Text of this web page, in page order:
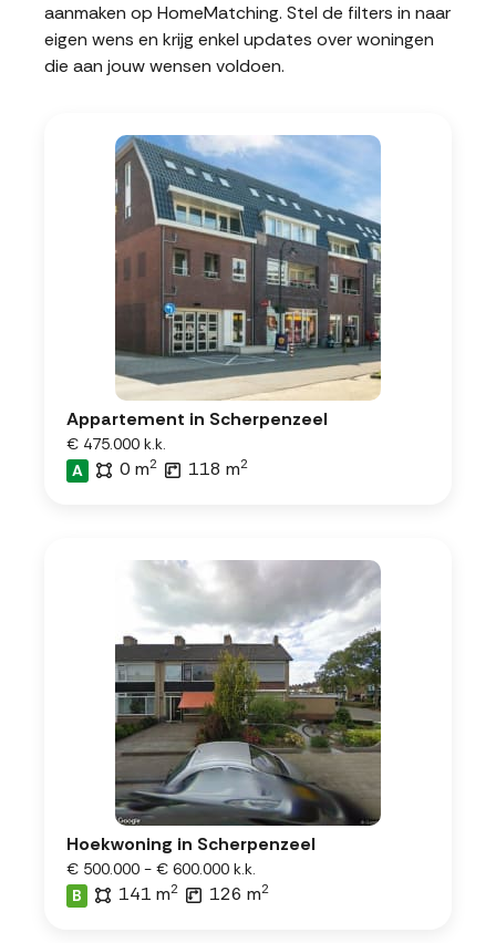
aanmaken op HomeMatching. Stel de filters in naar
eigen wens en krijg enkel updates over woningen
die aan jouw wensen voldoen.
Appartement in Scherpenzeel
€ 475.000 k.k.
A
0 m2 118 m2
Hoekwoning in Scherpenzeel
€ 500.000 - € 600.000 k.k.
B
141 m2 126 m2